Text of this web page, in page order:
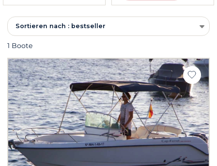
Sortieren nach : bestseller
1 Boote